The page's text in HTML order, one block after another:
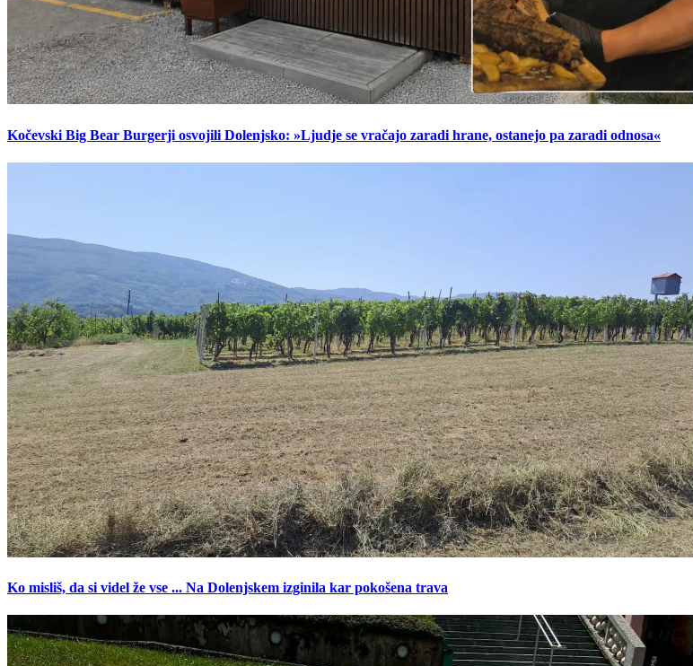
Kočevski Big Bear Burgerji osvojili Dolenjsko: »Ljudje se vračajo zaradi hrane, ostanejo pa zaradi odnosa«
Ko misliš, da si videl že vse ... Na Dolenjskem izginila kar pokošena trava